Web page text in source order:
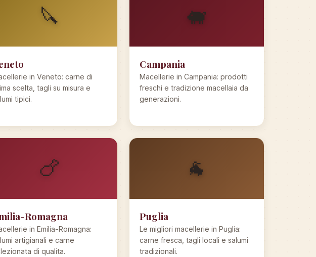
🔪
in Veneto: carne di
scelta, tagli su misura e
tipici.
🐖
Campania
Macellerie in Campania: prodotti
freschi e tradizione macellaia da
generazioni.
🍗
Romagna
in Emilia-Romagna:
artigianali e carne
di qualita.
🐐
Puglia
Le migliori macellerie in Puglia:
carne fresca, tagli locali e salumi
tradizionali.